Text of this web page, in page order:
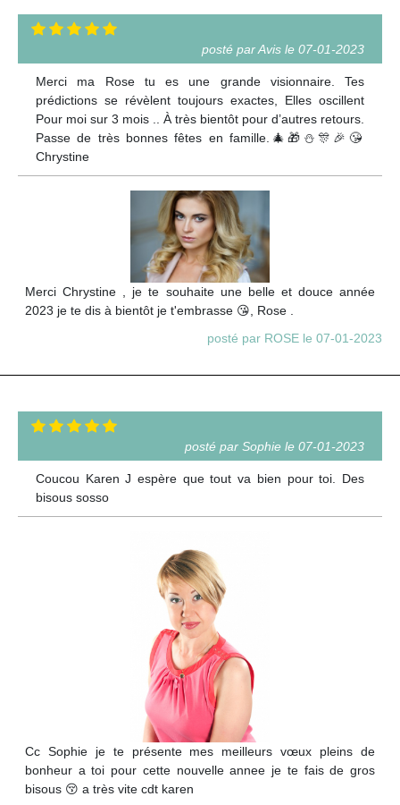
posté par Avis le 07-01-2023
Merci ma Rose tu es une grande visionnaire. Tes
prédictions se révèlent toujours exactes, Elles oscillent
Pour moi sur 3 mois .. À très bientôt pour d’autres retours.
Passe de très bonnes fêtes en famille.🎄🎁⛄️🎊🎉😘
Chrystine
Merci Chrystine , je te souhaite une belle et douce année
2023 je te dis à bientôt je t'embrasse 😘, Rose .
posté par ROSE le 07-01-2023
posté par Sophie le 07-01-2023
Coucou Karen J espère que tout va bien pour toi. Des
bisous sosso
Cc Sophie je te présente mes meilleurs vœux pleins de
bonheur a toi pour cette nouvelle annee je te fais de gros
bisous 😚 a très vite cdt karen